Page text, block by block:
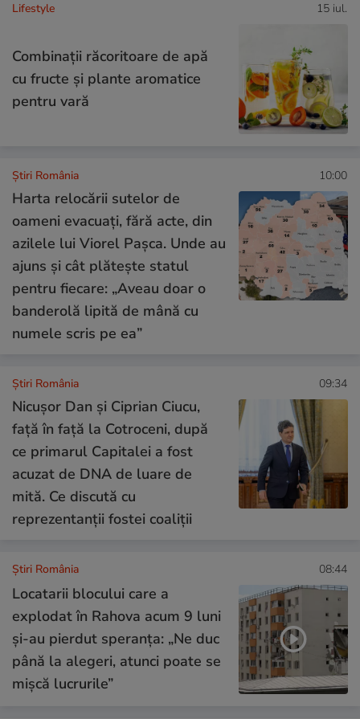
Lifestyle 15 iul.
Combinaţii răcoritoare de apă
cu fructe şi plante aromatice
pentru vară
Știri România 10:00
Harta relocării sutelor de
oameni evacuați, fără acte, din
azilele lui Viorel Pașca. Unde au
ajuns și cât plătește statul
pentru fiecare: „Aveau doar o
banderolă lipită de mână cu
numele scris pe ea”
Știri România 09:34
Nicușor Dan și Ciprian Ciucu,
față în față la Cotroceni, după
ce primarul Capitalei a fost
acuzat de DNA de luare de
mită. Ce discută cu
reprezentanții fostei coaliții
Știri România 08:44
Locatarii blocului care a
explodat în Rahova acum 9 luni
și-au pierdut speranța: „Ne duc
până la alegeri, atunci poate se
mișcă lucrurile”